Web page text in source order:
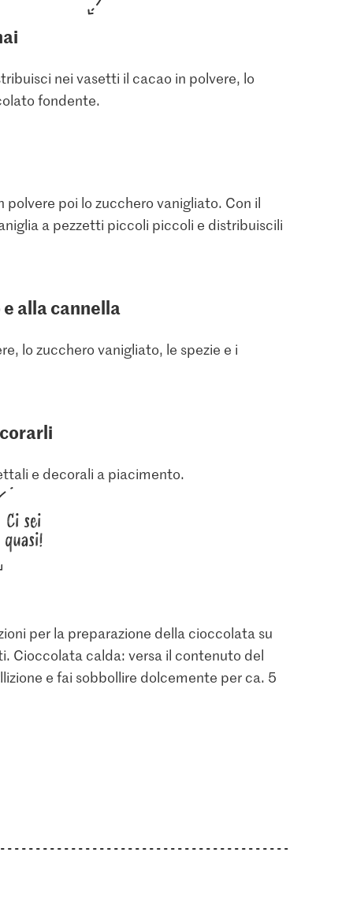
nei vasetti il cacao in polvere, lo
fondente.
poi lo zucchero vanigliato. Con il
a pezzetti piccoli piccoli e distribuiscili
alla cannella
lo zucchero vanigliato, le spezie e i
e decorali a piacimento.
Ci sei
quasi!
per la preparazione della cioccolata su
Cioccolata calda: versa il contenuto del
e fai sobbollire dolcemente per ca. 5